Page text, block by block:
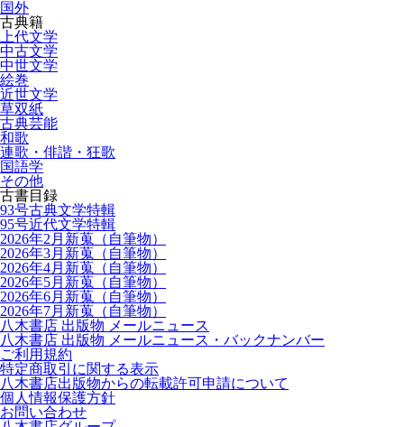
国外
古典籍
上代文学
中古文学
中世文学
絵巻
近世文学
草双紙
古典芸能
和歌
連歌・俳諧・狂歌
国語学
その他
古書目録
93号古典文学特輯
95号近代文学特輯
2026年2月新蒐（自筆物）
2026年3月新蒐（自筆物）
2026年4月新蒐（自筆物）
2026年5月新蒐（自筆物）
2026年6月新蒐（自筆物）
2026年7月新蒐（自筆物）
八木書店 出版物 メールニュース
八木書店 出版物 メールニュース・バックナンバー
ご利用規約
特定商取引に関する表示
八木書店出版物からの転載許可申請について
個人情報保護方針
お問い合わせ